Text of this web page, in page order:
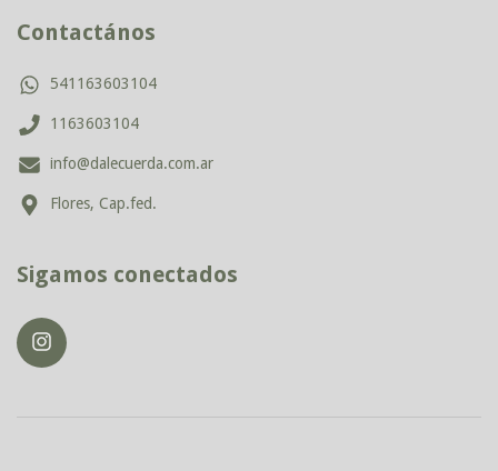
Contactános
541163603104
1163603104
info@dalecuerda.com.ar
Flores, Cap.fed.
Sigamos conectados